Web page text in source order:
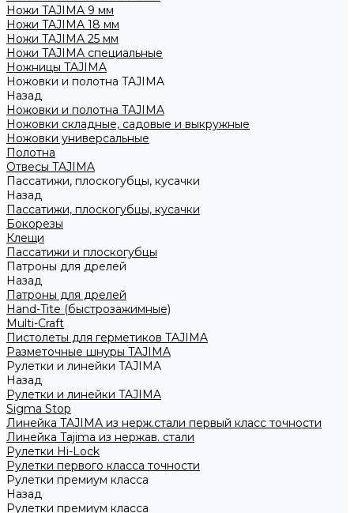
Ножи TAJIMA 9 мм
Ножи TAJIMA 18 мм
Ножи TAJIMA 25 мм
Ножи TAJIMA специальные
Ножницы TAJIMA
Ножовки и полотна TAJIMA
Назад
Ножовки и полотна TAJIMA
Ножовки складные, садовые и выкружные
Ножовки универсальные
Полотна
Отвесы TAJIMA
Пассатижи, плоскогубцы, кусачки
Назад
Пассатижи, плоскогубцы, кусачки
Бокорезы
Клещи
Пассатижи и плоскогубцы
Патроны для дрелей
Назад
Патроны для дрелей
Hand-Tite (быстрозажимные)
Multi-Craft
Пистолеты для герметиков TAJIMA
Разметочные шнуры TAJIMA
Рулетки и линейки TAJIMA
Назад
Рулетки и линейки TAJIMA
Sigma Stop
Линейка TAJIMA из нерж.стали первый класс точности
Линейка Tajima из нержав. стали
Рулетки Hi-Lock
Рулетки первого класса точности
Рулетки премиум класса
Назад
Рулетки премиум класса